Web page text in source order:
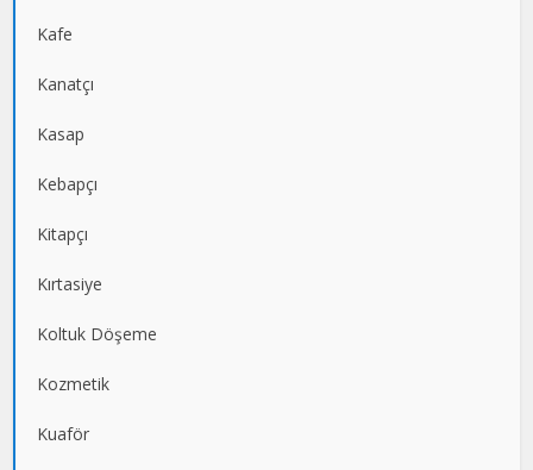
Kafe
Kanatçı
Kasap
Kebapçı
Kitapçı
Kırtasiye
Koltuk Döşeme
Kozmetik
Kuaför